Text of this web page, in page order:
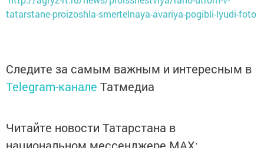
tatarstane-proizoshla-smertelnaya-avariya-pogibli-lyudi-foto
Следите за самым важным и интересным в
Telegram-канале
Татмедиа
Читайте новости Татарстана в
национальном мессенджере MАХ: